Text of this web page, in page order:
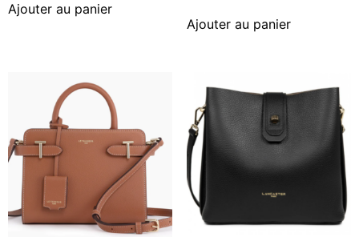
Ajouter au panier
Ajouter au panier